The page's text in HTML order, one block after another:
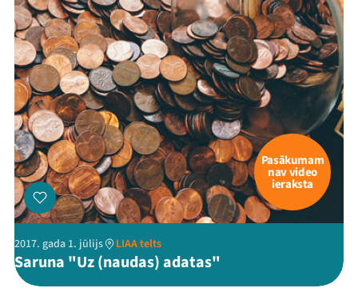
Pasākumam
nav video
ieraksta
2017. gada 1. jūlijs LIAA telts
Saruna "Uz (naudas) adatas"